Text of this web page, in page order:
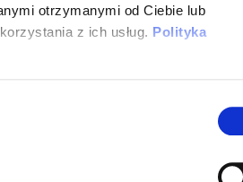
otrzymanymi od Ciebie lub
z ich usług. Polityka